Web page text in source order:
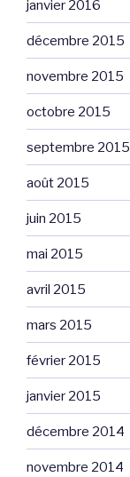
janvier 2016
décembre 2015
novembre 2015
octobre 2015
septembre 2015
août 2015
juin 2015
mai 2015
avril 2015
mars 2015
février 2015
janvier 2015
décembre 2014
novembre 2014